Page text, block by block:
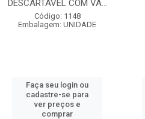
DESCARTÁVEL COM VÁ...
Código: 1148
Embalagem: UNIDADE
Faça seu login ou
cadastre-se para
ver preços e
comprar